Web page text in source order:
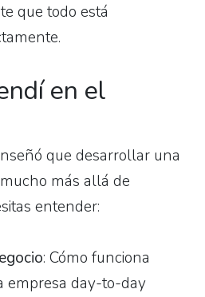
que todo está
en el
que desarrollar una
más allá de
entender:
: Cómo funciona
empresa day-to-day